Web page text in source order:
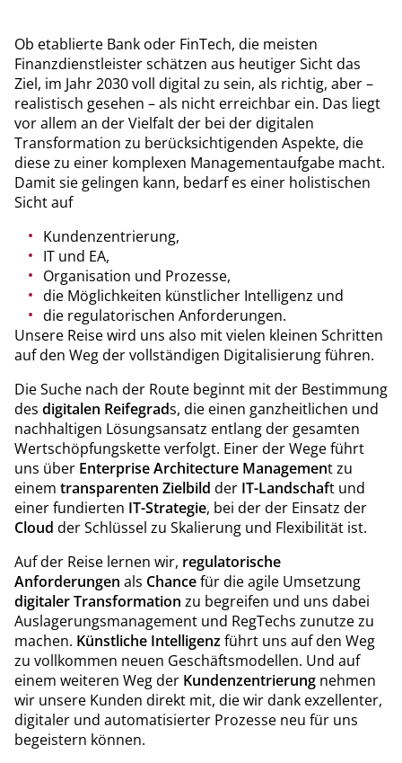
Ob etablierte Bank oder FinTech, die meisten
Finanzdienstleister schätzen aus heutiger Sicht das
Ziel, im Jahr 2030 voll digital zu sein, als richtig, aber –
realistisch gesehen – als nicht erreichbar ein. Das liegt
vor allem an der Vielfalt der bei der digitalen
Transformation zu berücksichtigenden Aspekte, die
diese zu einer komplexen Managementaufgabe macht.
Damit sie gelingen kann, bedarf es einer holistischen
Sicht auf
Kundenzentrierung,
IT und EA,
Organisation und Prozesse,
die Möglichkeiten künstlicher Intelligenz und
die regulatorischen Anforderungen.
Unsere Reise wird uns also mit vielen kleinen Schritten
auf den Weg der vollständigen Digitalisierung führen.
Die Suche nach der Route beginnt mit der Bestimmung
des digitalen Reifegrads, die einen ganzheitlichen und
nachhaltigen Lösungsansatz entlang der gesamten
Wertschöpfungskette verfolgt. Einer der Wege führt
uns über Enterprise Architecture Management zu
einem transparenten Zielbild der IT-Landschaft und
einer fundierten IT-Strategie, bei der der Einsatz der
Cloud der Schlüssel zu Skalierung und Flexibilität ist.
Auf der Reise lernen wir, regulatorische
Anforderungen als Chancefür die agile Umsetzung
digitaler Transformation zu begreifen und uns dabei
Auslagerungsmanagement und RegTechs zunutze zu
machen. Künstliche Intelligenzführt uns auf den Weg
zu vollkommen neuen Geschäftsmodellen. Und auf
einem weiteren Weg der Kundenzentrierung nehmen
wir unsere Kunden direkt mit, die wir dank exzellenter,
digitaler und automatisierter Prozesse neu für uns
begeistern können.